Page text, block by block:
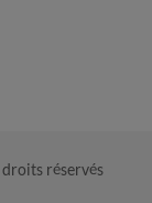
réservés